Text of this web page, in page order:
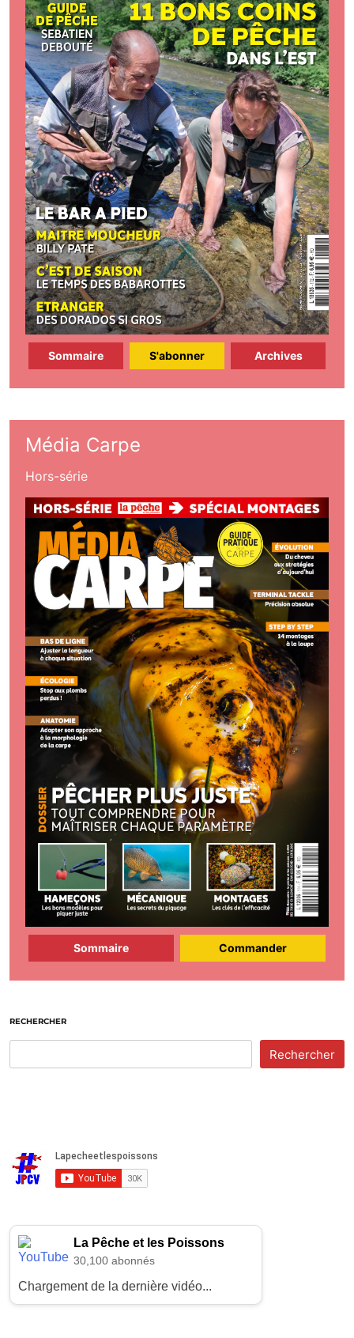
Sommaire S'abonner Archives
Média Carpe
Hors-série
Sommaire Commander
RECHERCHER
Rechercher
La Pêche et les Poissons
30,100 abonnés
Chargement de la dernière vidéo...